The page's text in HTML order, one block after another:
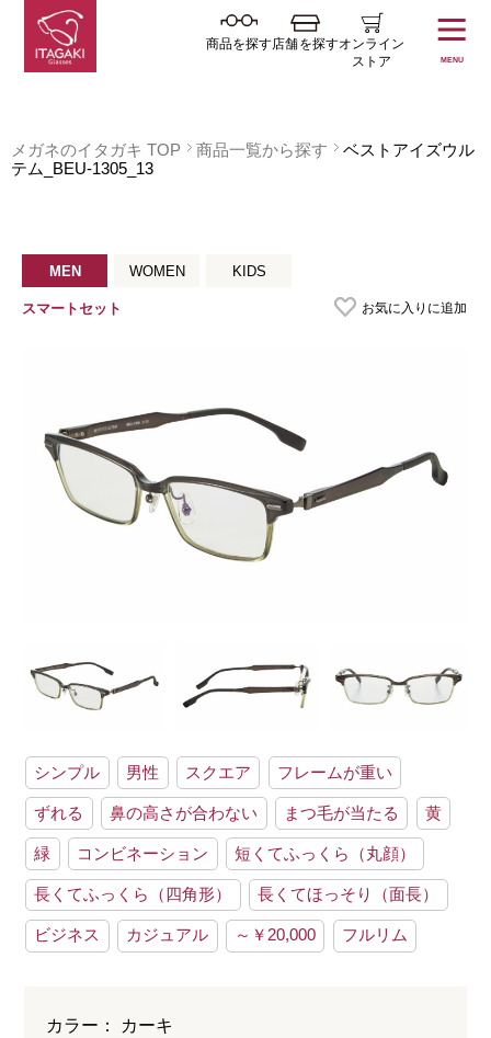
商品を探す店舗を探すオンライン
ストア
MENU
メガネのイタガキ TOP 商品一覧から探す
ベストアイズウル
テム_BEU-1305_13
MEN WOMEN KIDS
スマートセット お気に入りに追加
シンプル 男性 スクエア フレームが重い
ずれる 鼻の高さが合わない まつ毛が当たる 黄
緑 コンビネーション 短くてふっくら（丸顔）
長くてふっくら（四角形） 長くてほっそり（面長）
ビジネス カジュアル ～￥20,000 フルリム
カラー： カーキ